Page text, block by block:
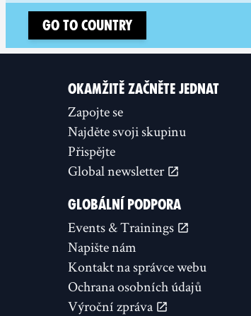
Go to country
OKAMŽITĚ ZAČNĚTE JEDNAT
Zapojte se
Najděte svoji skupinu
Přispějte
Global newsletter
GLOBÁLNÍ PODPORA
Events & Trainings
Napište nám
Kontakt na správce webu
Ochrana osobních údajů
Výroční zpráva